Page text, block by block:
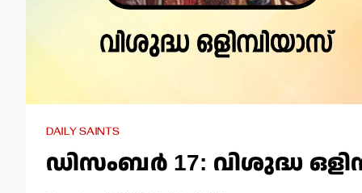
DAILY SAINTS
ഡിസംബര്‍ 17: വിശുദ്ധ